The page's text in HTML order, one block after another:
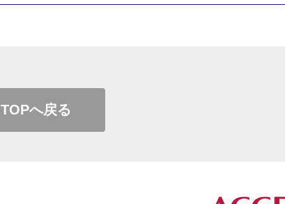
TOPへ戻る